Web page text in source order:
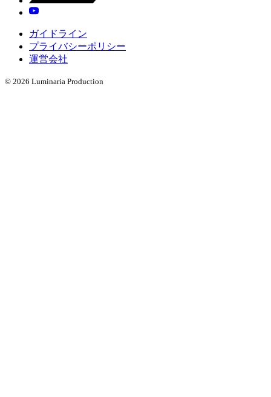
ガイドライン
プライバシーポリシー
運営会社
© 2026 Luminaria Production